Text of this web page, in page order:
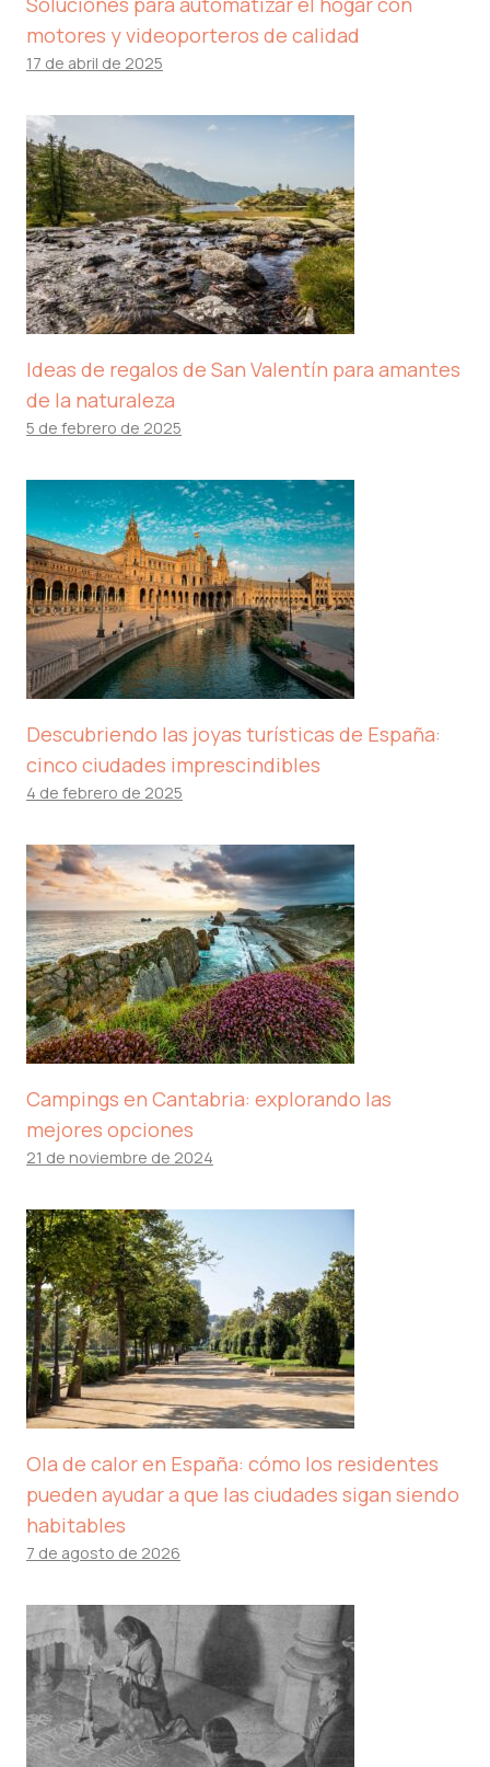
motores y videoporteros de calidad
17 de abril de 2025
Ideas de regalos de San Valentín para amantes
de la naturaleza
5 de febrero de 2025
Descubriendo las joyas turísticas de España:
cinco ciudades imprescindibles
4 de febrero de 2025
Campings en Cantabria: explorando las
mejores opciones
21 de noviembre de 2024
Ola de calor en España: cómo los residentes
pueden ayudar a que las ciudades sigan siendo
habitables
7 de agosto de 2026